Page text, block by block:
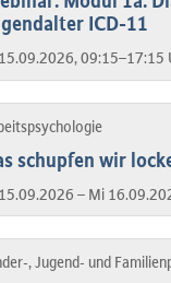
ICD-11
09:15–17:15
schupfen wir
– Mi
, Jugend- und